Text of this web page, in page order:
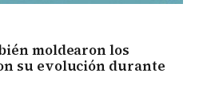
moldearon los
su evolución durante